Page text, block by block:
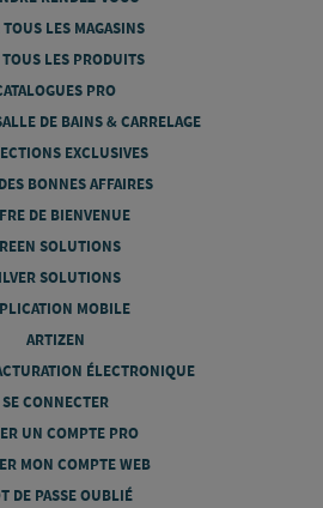
LES MAGASINS
LES PRODUITS
PRO
DE BAINS & CARRELAGE
EXCLUSIVES
BONNES AFFAIRES
DE BIENVENUE
SOLUTIONS
SOLUTIONS
MOBILE
ARTIZEN
ÉLECTRONIQUE
SE CONNECTER
UN COMPTE PRO
MON COMPTE WEB
DE PASSE OUBLIÉ